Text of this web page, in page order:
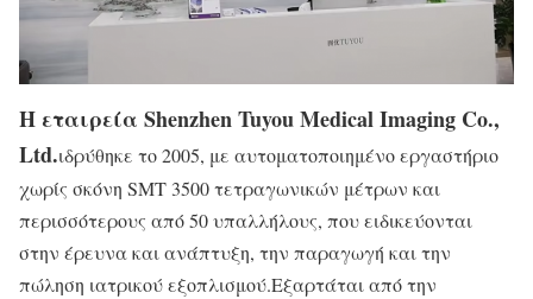
Η εταιρεία Shenzhen Tuyou Medical Imaging Co.,
Ltd.ιδρύθηκε το 2005, με αυτοματοποιημένο εργαστήριο
χωρίς σκόνη SMT 3500 τετραγωνικών μέτρων και
περισσότερους από 50 υπαλλήλους, που ειδικεύονται
στην έρευνα και ανάπτυξη, την παραγωγή και την
πώληση ιατρικού εξοπλισμού.Εξαρτάται από την